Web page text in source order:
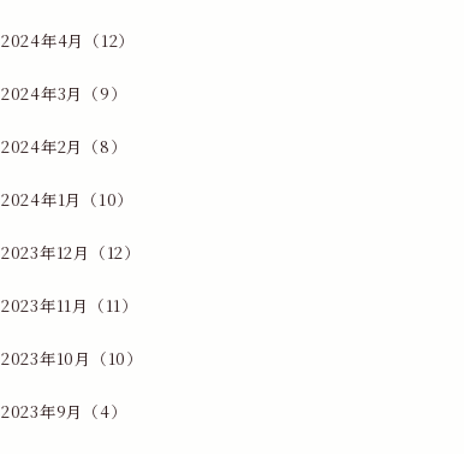
2024年4月（12）
2024年3月（9）
2024年2月（8）
2024年1月（10）
2023年12月（12）
2023年11月（11）
2023年10月（10）
2023年9月（4）